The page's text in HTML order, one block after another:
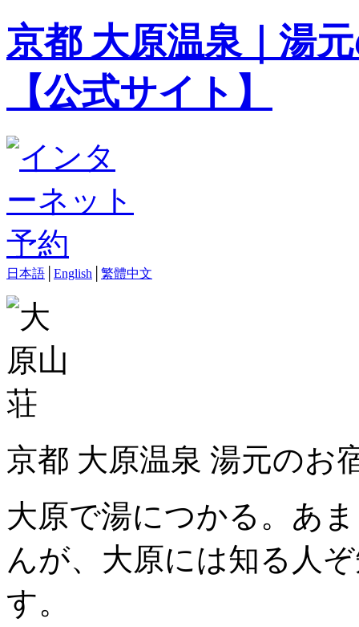
京都 大原温泉｜湯
【公式サイト】
日本語 English 繁體中文
京都 大原温泉 湯元の
大原で湯につかる。あ
んが、大原には知る人
す。